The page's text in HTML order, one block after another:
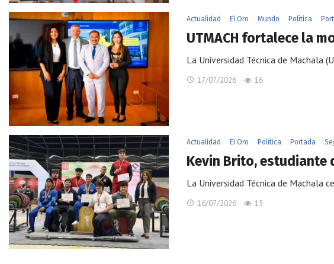
Actualidad El Oro Mundo Política
UTMACH fortalece la
La Universidad Técnica de Machala
17/07/2026 16
Actualidad El Oro Política Portada
Kevin Brito, estudiante
La Universidad Técnica de Machala
16/07/2026 15